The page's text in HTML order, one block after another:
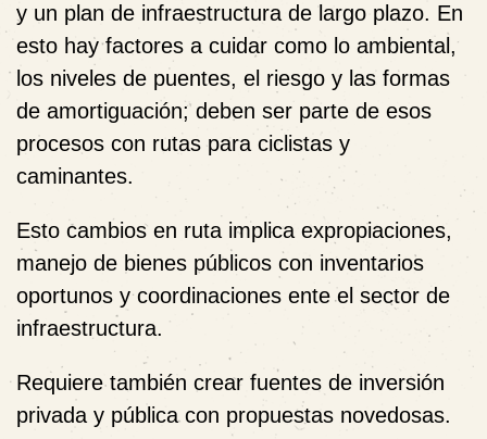
y un plan de infraestructura de largo plazo. En
esto hay factores a cuidar como lo ambiental,
los niveles de puentes, el riesgo y las formas
de amortiguación; deben ser parte de esos
procesos con rutas para ciclistas y
caminantes.
Esto cambios en ruta implica expropiaciones,
manejo de bienes públicos con inventarios
oportunos y coordinaciones ente el sector de
infraestructura.
Requiere también crear fuentes de inversión
privada y pública con propuestas novedosas.